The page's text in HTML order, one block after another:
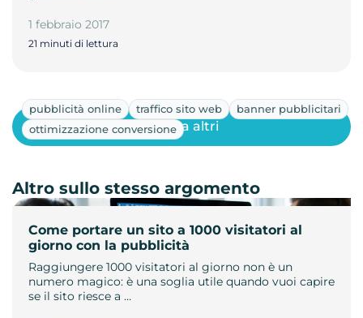
1 febbraio 2017
21 minuti di lettura
pubblicità online traffico sito web
banner pubblicitari
ottimizzazione conversione
Come portare un sito a 1000 visitatori al
giorno con la pubblicità
Raggiungere 1000 visitatori al giorno non è un
numero magico: è una soglia utile quando vuoi capire
se il sito riesce a …
Mostra altri
Altro sullo stesso argomento